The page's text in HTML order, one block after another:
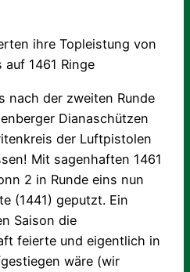
ihre Topleistung von
auf 1461 Ringe
nach der zweiten Runde
Dianaschützen
der Luftpistolen
Mit sagenhaften 1461
2 in Runde eins nun
(1441) geputzt. Ein
Saison die
feierte und eigentlich in
wäre (wir